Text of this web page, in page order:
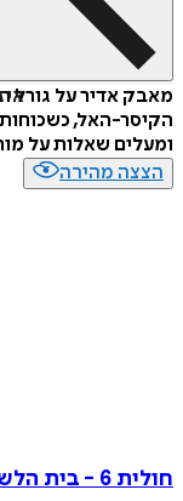
מאבק אדיר על גורל
הקיסר-האל,
ומעלים שאלות על
הצצה מהירה
חולית 6 - בית הלשכה חולית